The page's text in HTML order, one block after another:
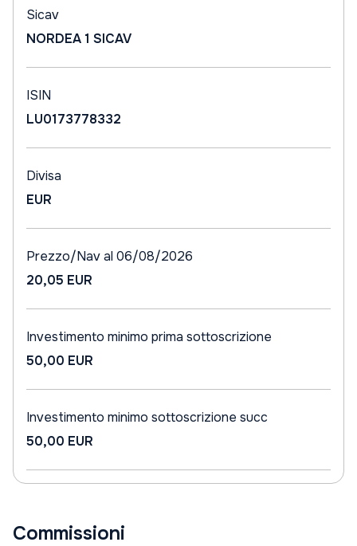
Sicav
NORDEA 1 SICAV
ISIN
LU0173778332
Divisa
EUR
Prezzo/Nav al 06/08/2026
20,05 EUR
Investimento minimo prima sottoscrizione
50,00 EUR
Investimento minimo sottoscrizione succ
50,00 EUR
Commissioni